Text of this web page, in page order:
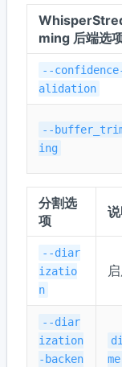
ming 后端选
--
alidation
--
ing
分割选
项
--diar
izatio
n
--diar
ization
-backen